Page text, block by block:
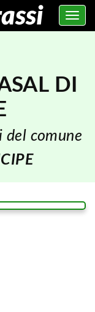
Toggle
DI
del comune